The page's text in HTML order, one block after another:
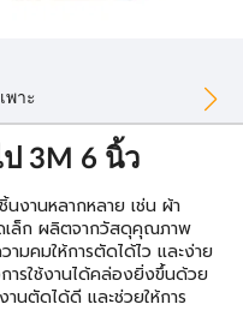
พาะ
3M 6 นิ้ว
งานหลากหลาย เช่น ผ้า
เล็ก ผลิตจากวัสดุคุณภาพ
มคมให้การตัดได้ไว และง่าย
ารใช้งานได้คล่องยิ่งขึ้นด้วย
นตัดได้ดี และช่วยให้การ